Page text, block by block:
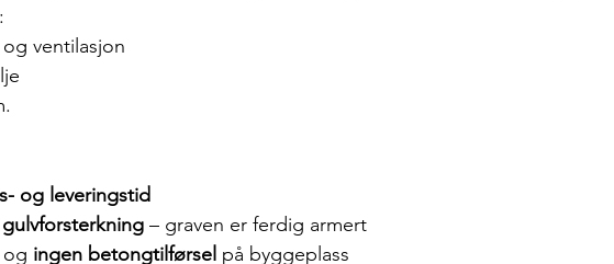
ventilasjon
og leveringstid
– graven er ferdig armert
og ingen betongtilførsel på byggeplass